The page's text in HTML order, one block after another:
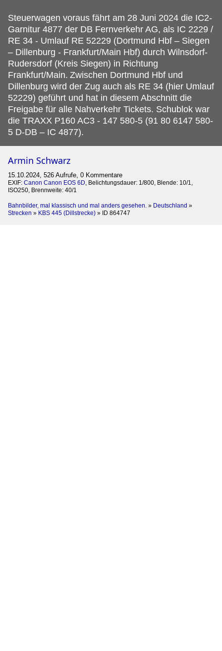
Steuerwagen voraus fährt am 28 Juni 2024 die IC2-
Garnitur 4877 der DB Fernverkehr AG, als IC 2229 /
RE 34 - Umlauf RE 52229 (Dortmund Hbf – Siegen
– Dillenburg - Frankfurt/Main Hbf) durch Wilnsdorf-
Rudersdorf (Kreis Siegen) in Richtung
Frankfurt/Main. Zwischen Dortmund Hbf und
Dillenburg wird der Zug auch als RE 34 (hier Umlauf
52229) geführt und hat in diesem Abschnitt die
Freigabe für alle Nahverkehr Tickets. Schublok war
die TRAXX P160 AC3 - 147 580-5 (91 80 6147 580-
5 D-DB – IC 4877).
Armin Schwarz
15.10.2024, 526 Aufrufe, 0 Kommentare
EXIF: Canon Canon EOS 6D, Belichtungsdauer: 1/800, Blende: 10/1,
ISO250, Brennweite: 40/1
Bahnbilder, mal klassisch und mal anders gesehen. » Deutschland »
Strecken » KBS 445 (Dillstrecke) » ID 864747